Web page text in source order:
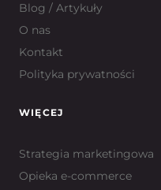
Blog / Artykuły
O nas
Kontakt
Polityka prywatności
WIĘCEJ
Strategia marketingowa
Opieka e-commerce